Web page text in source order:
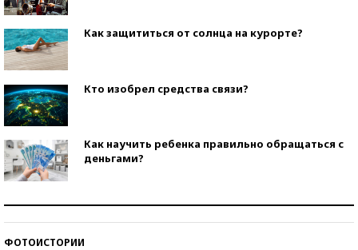
Как защититься от солнца на курорте?
Кто изобрел средства связи?
Как научить ребенка правильно обращаться с
деньгами?
ФОТОИСТОРИИ